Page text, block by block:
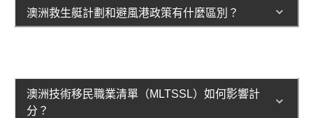
澳洲救生艇計劃和避風港政策有什麼區別？
澳洲技術移民職業清單（MLTSSL）如何影響計
分？